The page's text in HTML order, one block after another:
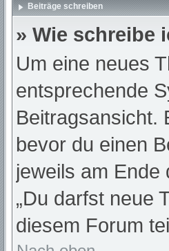
Beiträge schreiben
» Wie schreibe
Um eine neues
entsprechende
Beitragsansicht.
bevor du einen
jeweils am
„Du darfst neue
diesem Forum